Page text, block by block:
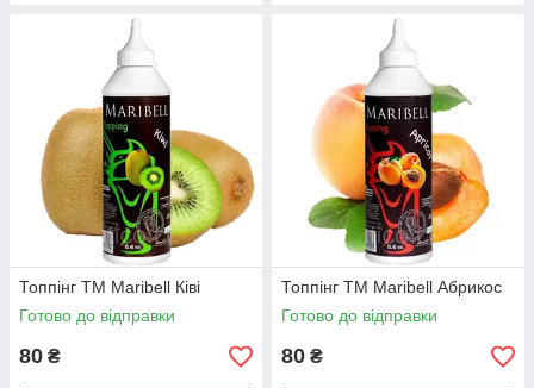
Топпінг ТМ Maribell Ківі
Готово до відправки
80 ₴
Топпінг ТМ Maribell Абрикос
Готово до відправки
80 ₴